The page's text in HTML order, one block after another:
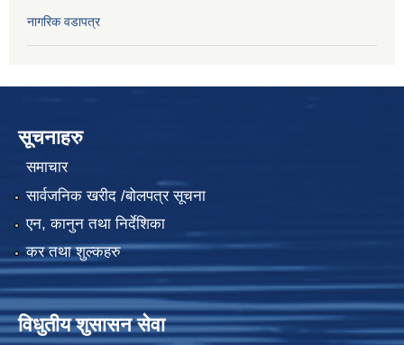
नागरिक वडापत्र
सूचनाहरु
समाचार
सार्वजनिक खरीद /बोलपत्र सूचना
एन, कानुन तथा निर्देशिका
कर तथा शुल्कहरु
विधुतीय शुसासन सेवा